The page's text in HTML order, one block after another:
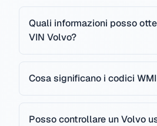
Quali informazioni posso
VIN Volvo?
Cosa significano i codici
Posso controllare un Volvo